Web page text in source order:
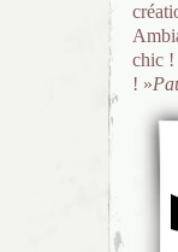
chic !
! »